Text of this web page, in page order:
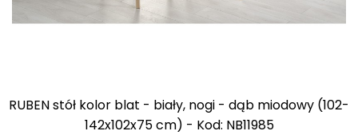
RUBEN stół kolor blat - biały, nogi - dąb miodowy (102-
142x102x75 cm) - Kod: NB11985